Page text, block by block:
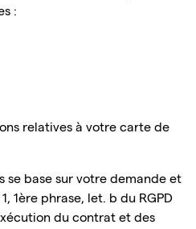
:
relatives à votre carte de
se base sur votre demande et
1ère phrase, let. b du RGPD
du contrat et des